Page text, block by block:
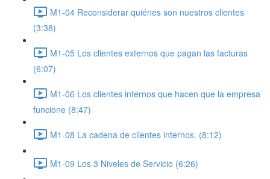
M1-04 Reconsiderar quiénes son nuestros clientes
(3:38)
M1-05 Los clientes externos que pagan las facturas
(6:07)
M1-06 Los clientes internos que hacen que la empresa
funcione (8:47)
M1-08 La cadena de clientes internos. (8:12)
M1-09 Los 3 Niveles de Servicio (6:26)